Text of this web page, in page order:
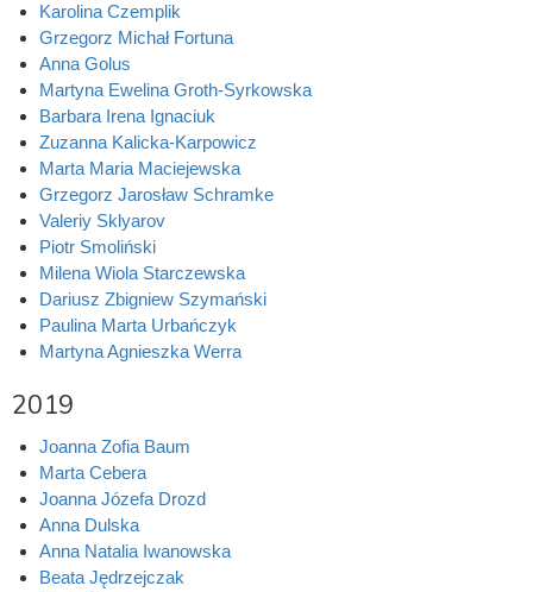
Karolina Czemplik
Grzegorz Michał Fortuna
Anna Golus
Martyna Ewelina Groth-Syrkowska
Barbara Irena Ignaciuk
Zuzanna Kalicka-Karpowicz
Marta Maria Maciejewska
Grzegorz Jarosław Schramke
Valeriy Sklyarov
Piotr Smoliński
Milena Wiola Starczewska
Dariusz Zbigniew Szymański
Paulina Marta Urbańczyk
Martyna Agnieszka Werra
2019
Joanna Zofia Baum
Marta Cebera
Joanna Józefa Drozd
Anna Dulska
Anna Natalia Iwanowska
Beata Jędrzejczak